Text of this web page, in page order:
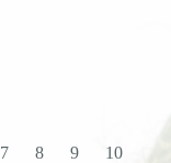
7 8 9 10